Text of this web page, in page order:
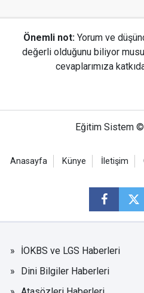
Önemli not: Yorum ve
değerli olduğunu biliyor
cevaplarımıza
Eğitim Sistem
Anasayfa Künye İletişim
İOKBS ve LGS Haberleri
Dini Bilgiler Haberleri